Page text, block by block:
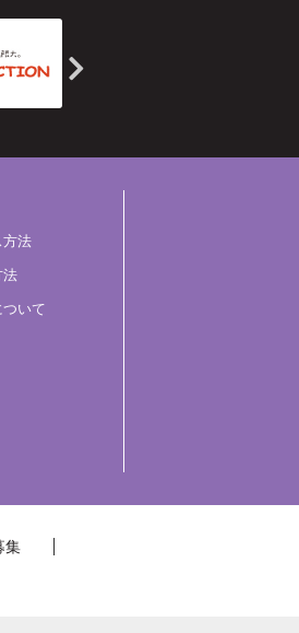
方法
法
いて
集